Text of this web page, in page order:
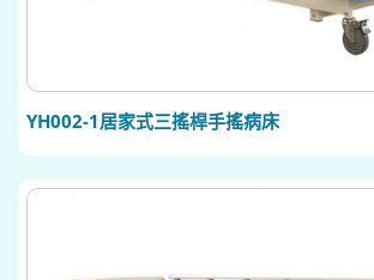
YH002-1居家式三搖桿手搖病床